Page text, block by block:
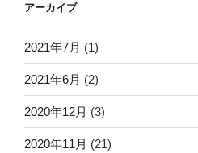
アーカイブ
2021年7月 (1)
2021年6月 (2)
2020年12月 (3)
2020年11月 (21)